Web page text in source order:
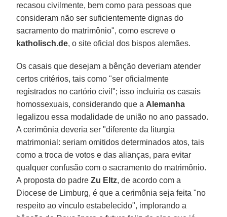
recasou civilmente, bem como para pessoas que
consideram não ser suficientemente dignas do
sacramento do matrimônio", como escreve o
katholisch.de, o site oficial dos bispos alemães.
Os casais que desejam a bênção deveriam atender
certos critérios, tais como "ser oficialmente
registrados no cartório civil"; isso incluiria os casais
homossexuais, considerando que a Alemanha
legalizou essa modalidade de união no ano passado.
A cerimônia deveria ser "diferente da liturgia
matrimonial: seriam omitidos determinados atos, tais
como a troca de votos e das alianças, para evitar
qualquer confusão com o sacramento do matrimônio.
A proposta do padreZu Eltz, de acordo com a
Diocese de Limburg, é que a cerimônia seja feita "no
respeito ao vínculo estabelecido", implorando a